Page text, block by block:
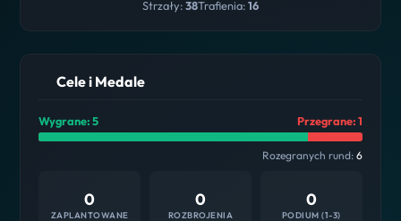
Strzały:38Trafienia:16
Cele i Medale
Wygrane: 5 Przegrane: 1
Rozegranych rund: 6
0
ZAPLANTOWANE
0
ROZBROJENIA
0
PODIUM (1-3)